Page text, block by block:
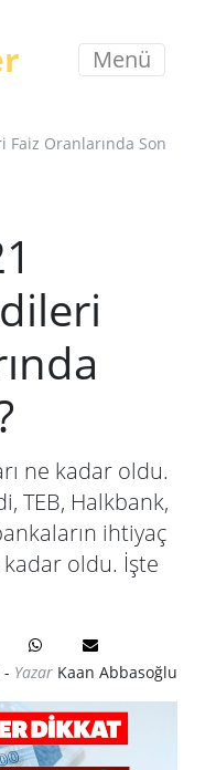
Menü
Oranlarında Son
ne kadar oldu.
TEB, Halkbank,
ihtiyaç
oldu. İşte
- Yazar Kaan Abbasoğlu